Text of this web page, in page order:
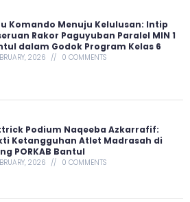
Komando Menuju Kelulusan: Intip
Rakor Paguyuban Paralel MIN 1
dalam Godok Program Kelas 6
2026 0 COMMENTS
Podium Naqeeba Azkarrafif:
Ketangguhan Atlet Madrasah di
PORKAB Bantul
2026 0 COMMENTS